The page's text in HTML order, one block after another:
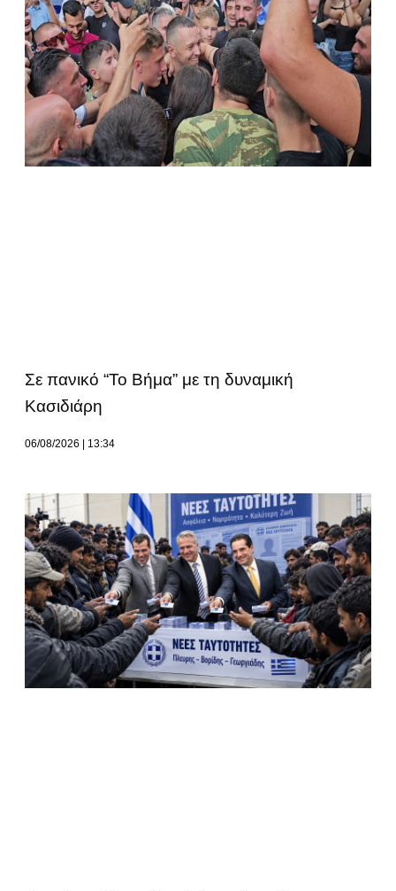
Σε πανικό “Το Βήμα” με τη δυναμική
Κασιδιάρη
06/08/2026 13:34